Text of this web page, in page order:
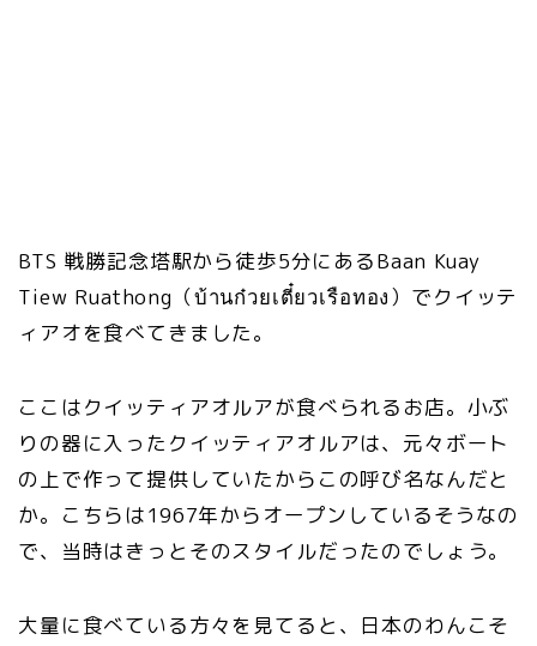
BTS 戦勝記念塔駅から徒歩5分にあるBaan Kuay
Tiew Ruathong（บ้านก๋วยเตี๋ยวเรือทอง）でクイッテ
ィアオを食べてきました。
ここはクイッティアオルアが食べられるお店。小ぶ
りの器に入ったクイッティアオルアは、元々ボート
の上で作って提供していたからこの呼び名なんだと
か。こちらは1967年からオープンしているそうなの
で、当時はきっとそのスタイルだったのでしょう。
大量に食べている方々を見てると、日本のわんこそ